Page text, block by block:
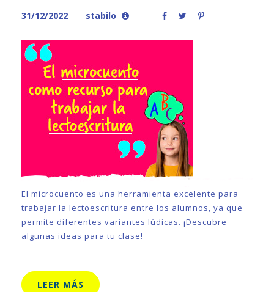
31/12/2022 stabilo
El microcuento es una herramienta excelente para
trabajar la lectoescritura entre los alumnos, ya que
permite diferentes variantes lúdicas. ¡Descubre
algunas ideas para tu clase!
LEER MÁS